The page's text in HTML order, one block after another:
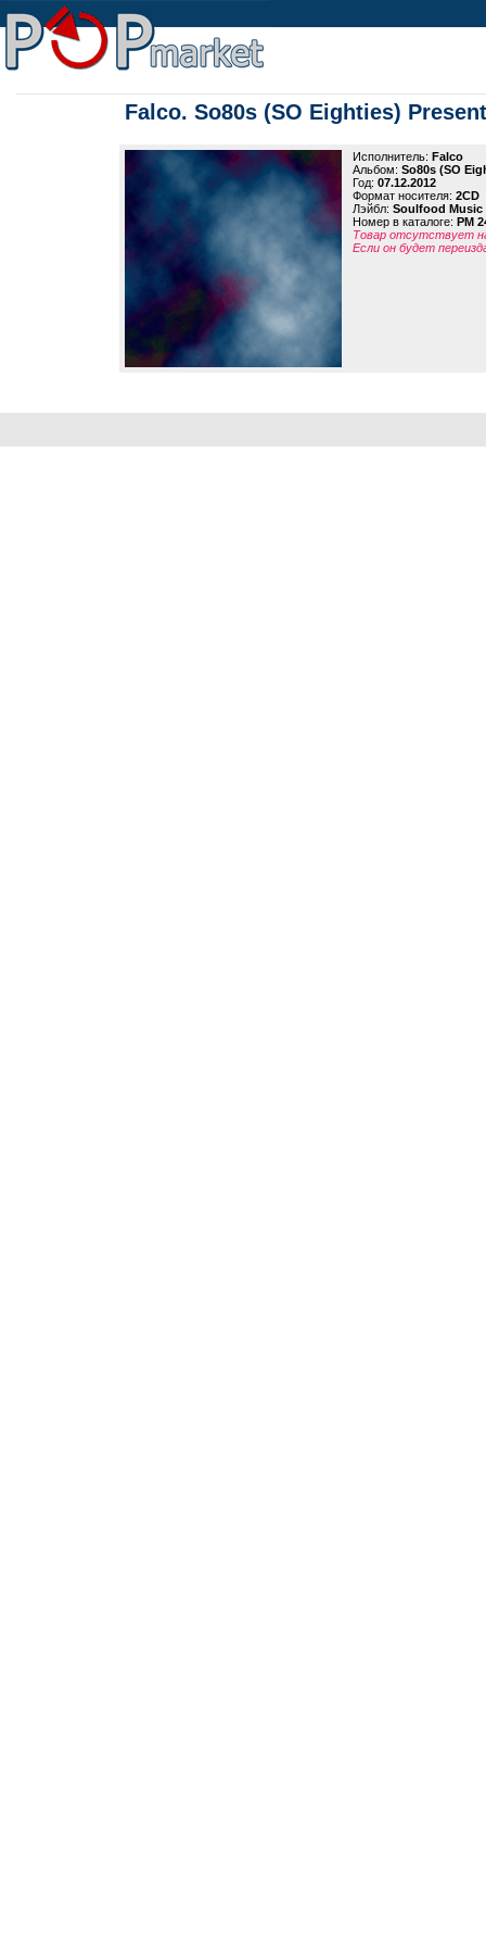
Falco. So80s (SO Eighties)
Исполнитель: Falco
Альбом: So80s (SO
Год: 07.12.2012
Формат носителя: 2CD
Лэйбл: Soulfood
Номер в каталоге: PM
Товар отсутствует
Если он будет